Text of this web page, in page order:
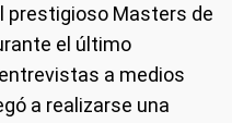
prestigioso Masters de
el último
a medios
a realizarse una